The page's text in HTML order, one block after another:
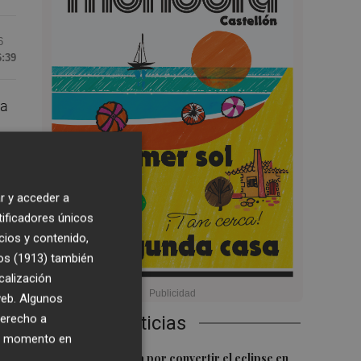
Últimas Noticias
y acceder a
únicos
y contenido,
(1913) también
Algunos
a
momento en